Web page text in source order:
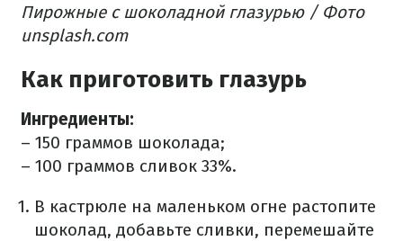
Пирожные с шоколадной глазурью / Фото
unsplash.com
Как приготовить глазурь
Ингредиенты:
– 150 граммов шоколада;
– 100 граммов сливок 33%.
В кастрюле на маленьком огне растопите
шоколад, добавьте сливки, перемешайте